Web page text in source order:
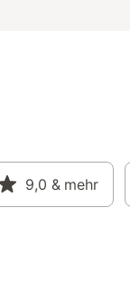
9,0 & mehr